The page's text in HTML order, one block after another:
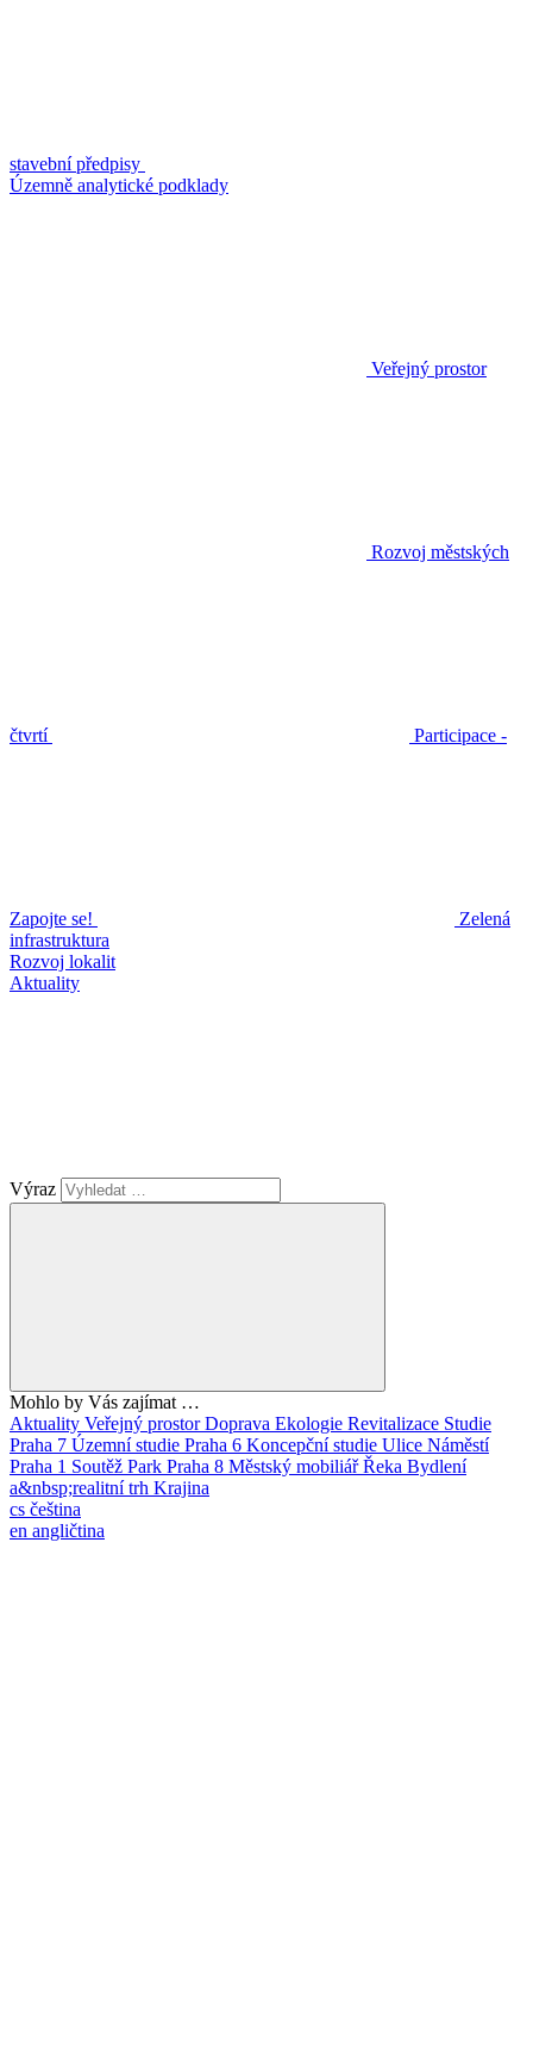
stavební předpisy
Územně analytické podklady
Veřejný prostor
Rozvoj městských
čtvrtí Participace -
Zapojte se!
Zelená
infrastruktura
Rozvoj lokalit
Aktuality
Výraz
Mohlo by Vás zajímat …
Aktuality Veřejný prostorDoprava Ekologie Revitalizace Studie
Praha 7 Územní studie Praha 6 Koncepční studie Ulice Náměstí
Praha 1 Soutěž Park Praha 8 Městský mobiliářŘeka Bydlení
a&nbsp;realitní trh Krajina
cs čeština
en angličtina